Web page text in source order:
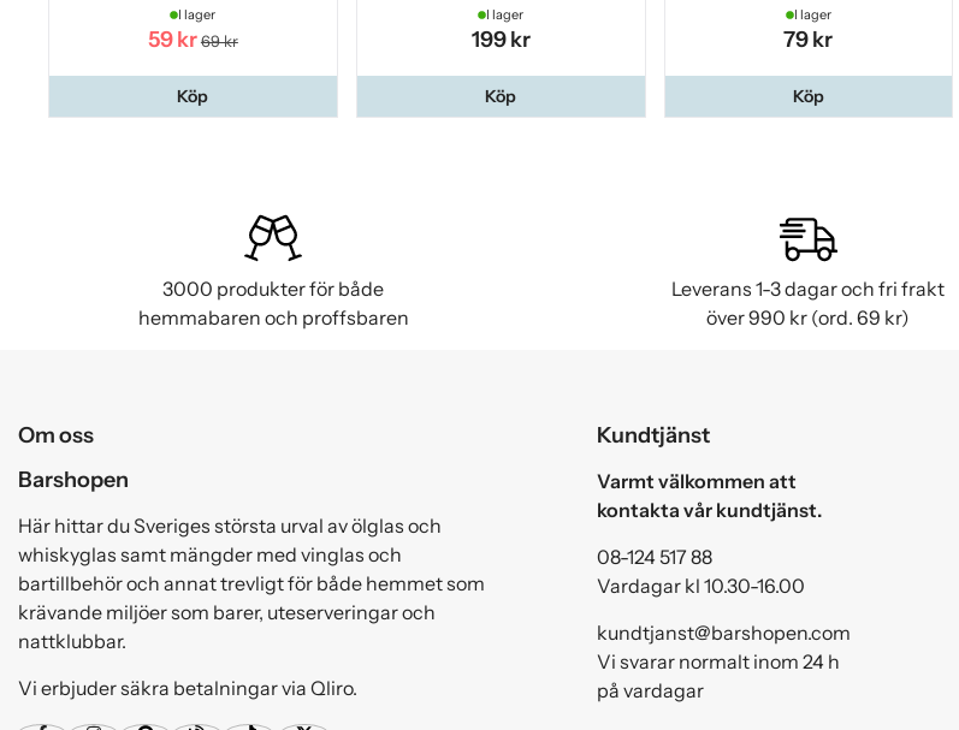
I lager
59 kr 69 kr
Köp
I lager
199 kr
Köp
I lager
79 kr
Köp
3000 produkter för både
hemmabaren och proffsbaren
Leverans 1-3 dagar och fri frakt
över 990 kr (ord. 69 kr)
Om oss
Barshopen
Här hittar du Sveriges största urval av ölglas och
whiskyglas samt mängder med vinglas och
bartillbehör och annat trevligt för både hemmet som
krävande miljöer som barer, uteserveringar och
nattklubbar.
Vi erbjuder säkra betalningar via Qliro.
Kundtjänst
Varmt välkommen att
kontakta vår kundtjänst.
08-124 517 88
Vardagar kl 10.30-16.00
kundtjanst@barshopen.com
Vi svarar normalt inom 24 h
på vardagar